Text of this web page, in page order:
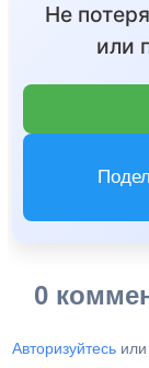
Не
или
0
Авторизуйтесь или